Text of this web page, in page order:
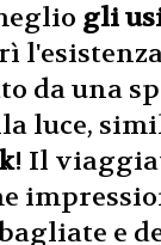
gli
da una
luce,
! Il
e